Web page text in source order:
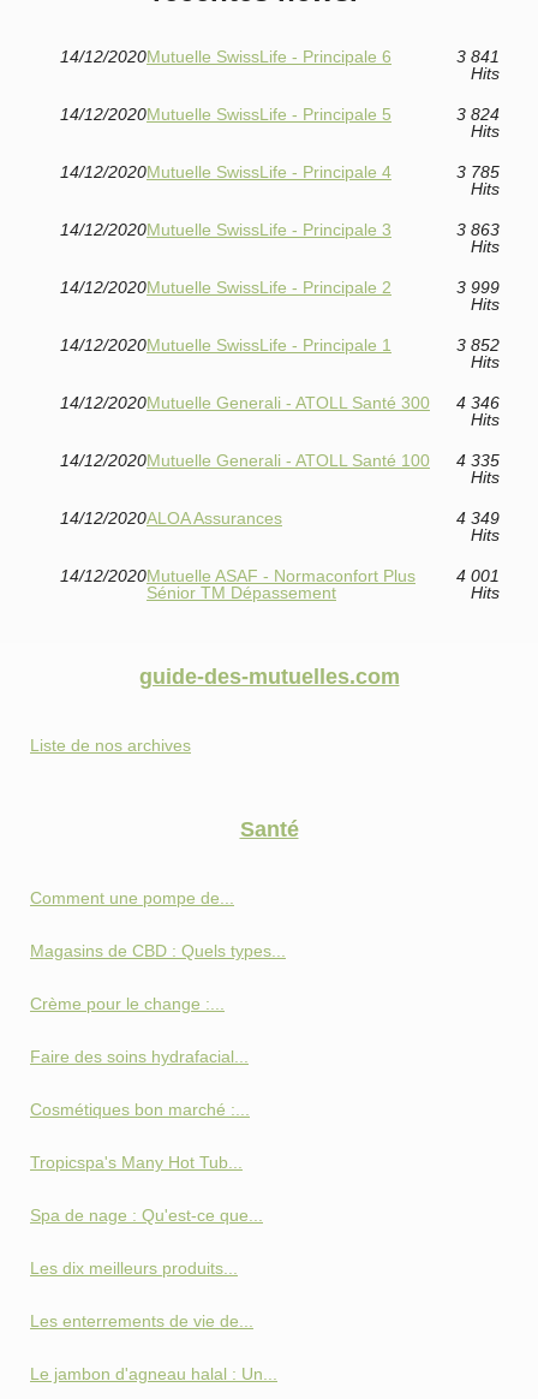
14/12/2020Mutuelle SwissLife - Principale 6
3 841
Hits
14/12/2020Mutuelle SwissLife - Principale 5
3 824
Hits
14/12/2020Mutuelle SwissLife - Principale 4
3 785
Hits
14/12/2020Mutuelle SwissLife - Principale 3
3 863
Hits
14/12/2020Mutuelle SwissLife - Principale 2
3 999
Hits
14/12/2020Mutuelle SwissLife - Principale 1
3 852
Hits
14/12/2020Mutuelle Generali - ATOLL Santé 300
4 346
Hits
14/12/2020Mutuelle Generali - ATOLL Santé 100
4 335
Hits
14/12/2020ALOA Assurances
4 349
Hits
14/12/2020Mutuelle ASAF - Normaconfort Plus
Sénior TM Dépassement
4 001
Hits
guide-des-mutuelles.com
Liste de nos archives
Santé
Comment une pompe de...
Magasins de CBD : Quels types...
Crème pour le change :...
Faire des soins hydrafacial...
Cosmétiques bon marché :...
Tropicspa's Many Hot Tub...
Spa de nage : Qu'est-ce que...
Les dix meilleurs produits...
Les enterrements de vie de...
Le jambon d'agneau halal : Un...